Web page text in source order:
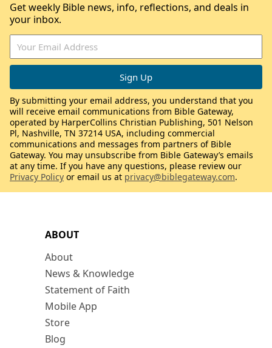
ABOUT
About
News & Knowledge
Statement of Faith
Mobile App
Store
Blog
Get weekly Bible news, info, reflections, and deals in
your inbox.
By submitting your email address, you understand that you
will receive email communications from Bible Gateway,
operated by HarperCollins Christian Publishing, 501 Nelson
Pl, Nashville, TN 37214 USA, including commercial
communications and messages from partners of Bible
Gateway. You may unsubscribe from Bible Gateway’s emails
at any time. If you have any questions, please review our
Privacy Policy or email us at privacy@biblegateway.com.